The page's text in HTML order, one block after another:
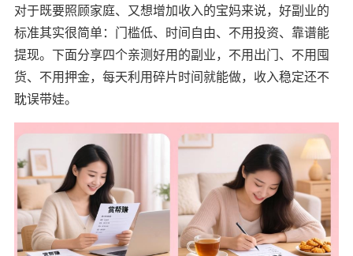
对于既要照顾家庭、又想增加收入的宝妈来说，好副业的
标准其实很简单：门槛低、时间自由、不用投资、靠谱能
提现。下面分享四个亲测好用的副业，不用出门、不用囤
货、不用押金，每天利用碎片时间就能做，收入稳定还不
耽误带娃。